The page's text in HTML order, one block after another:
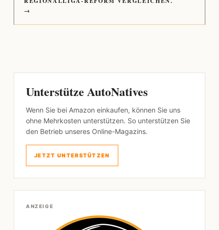
→
Unterstütze AutoNatives
Wenn Sie bei Amazon einkaufen, können Sie uns
ohne Mehrkosten unterstützen. So unterstützen Sie
den Betrieb unseres Online-Magazins.
JETZT UNTERSTÜTZEN
ANZEIGE